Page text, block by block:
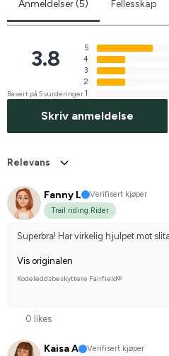
Anmeldelser (5) Fellesskap
3.8
Basert på 5 vurderinger
5
4
3
2
1
Skriv anmeldelse
Relevans
Fanny L
Verifisert kjøper
Trail riding Rider
Superbra! Har virkelig hjulpet mot
Vis originalen
Kodeleddsbeskyttere Fairfield®
0 likes
Kaisa A
Verifisert kjøper